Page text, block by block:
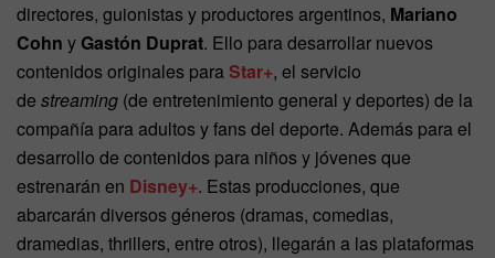
directores, guionistas y productores argentinos, Mariano
Cohn yGastón Duprat. Ello para desarrollar nuevos
contenidos originales paraStar+, el servicio
de streaming (de entretenimiento general y deportes) de la
compañía para adultos y fans del deporte. Además para el
desarrollo de contenidos para niños y jóvenes que
estrenarán en Disney+. Estas producciones, que
abarcarán diversos géneros (dramas, comedias,
dramedias, thrillers, entre otros), llegarán a las plataformas